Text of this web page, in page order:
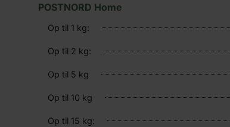
POSTNORD Home
Op til 1 kg:
Op til 2 kg:
Op til 5 kg
Op til 10 kg
Op til 15 kg: